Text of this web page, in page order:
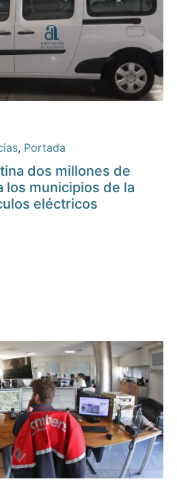
, Portada
dos millones de
los municipios de la
eléctricos